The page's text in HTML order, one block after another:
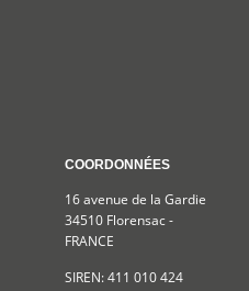
COORDONNÉES
16 avenue de la Gardie
34510 Florensac -
FRANCE
SIREN: 411 010 424